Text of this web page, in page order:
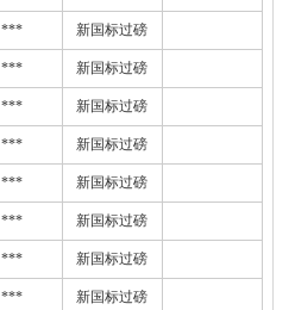
*** 新国标过磅
*** 新国标过磅
*** 新国标过磅
*** 新国标过磅
*** 新国标过磅
*** 新国标过磅
*** 新国标过磅
*** 新国标过磅